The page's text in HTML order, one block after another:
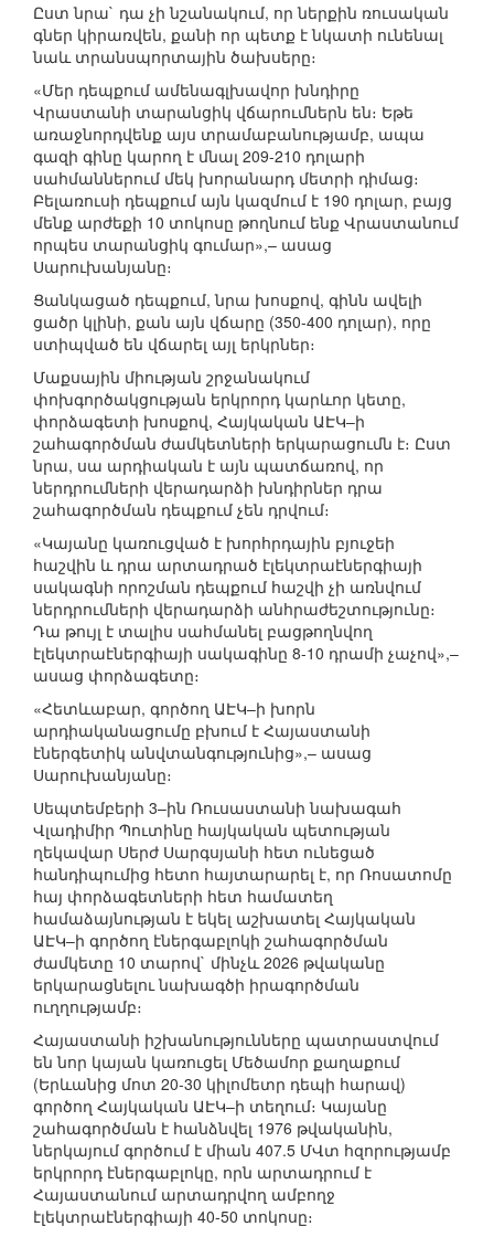
Ըստ նրա` դա չի նշանակում, որ ներքին ռուսական
գներ կիրառվեն, քանի որ պետք է նկատի ունենալ
նաև տրանսպորտային ծախսերը։
«Մեր դեպքում ամենագլխավոր խնդիրը
Վրաստանի տարանցիկ վճարումներն են։ Եթե
առաջնորդվենք այս տրամաբանությամբ, ապա
գազի գինը կարող է մնալ 209-210 դոլարի
սահմաններում մեկ խորանարդ մետրի դիմաց։
Բելառուսի դեպքում այն կազմում է 190 դոլար, բայց
մենք արժեքի 10 տոկոսը թողնում ենք Վրաստանում
որպես տարանցիկ գումար»,– ասաց
Սարուխանյանը։
Ցանկացած դեպքում, նրա խոսքով, գինն ավելի
ցածր կլինի, քան այն վճարը (350-400 դոլար), որը
ստիպված են վճարել այլ երկրներ։
Մաքսային միության շրջանակում
փոխգործակցության երկրորդ կարևոր կետը,
փորձագետի խոսքով, Հայկական ԱԷԿ–ի
շահագործման ժամկետների երկարացումն է։ Ըստ
նրա, սա արդիական է այն պատճառով, որ
ներդրումների վերադարձի խնդիրներ դրա
շահագործման դեպքում չեն դրվում։
«Կայանը կառուցված է խորհրդային բյուջեի
հաշվին և դրա արտադրած էլեկտրաէներգիայի
սակագնի որոշման դեպքում հաշվի չի առնվում
ներդրումների վերադարձի անհրաժեշտությունը։
Դա թույլ է տալիս սահմանել բացթողնվող
էլեկտրաէներգիայի սակագինը 8-10 դրամի չաչով»,–
ասաց փորձագետը։
«Հետևաբար, գործող ԱԷԿ–ի խորն
արդիականացումը բխում է Հայաստանի
էներգետիկ անվտանգությունից»,– ասաց
Սարուխանյանը։
Սեպտեմբերի 3–ին Ռուսաստանի նախագահ
Վլադիմիր Պուտինը հայկական պետության
ղեկավար Սերժ Սարգսյանի հետ ունեցած
հանդիպումից հետո հայտարարել է, որ Ռոսատոմը
հայ փորձագետների հետ համատեղ
համաձայնության է եկել աշխատել Հայկական
ԱԷԿ–ի գործող էներգաբլոկի շահագործման
ժամկետը 10 տարով` մինչև 2026 թվականը
երկարացնելու նախագծի իրագործման
ուղղությամբ։
Հայաստանի իշխանությունները պատրաստվում
են նոր կայան կառուցել Մեծամոր քաղաքում
(Երևանից մոտ 20-30 կիլոմետր դեպի հարավ)
գործող Հայկական ԱԷԿ–ի տեղում։ Կայանը
շահագործման է հանձնվել 1976 թվականին,
ներկայում գործում է միան 407.5 ՄՎտ հզորությամբ
երկրորդ էներգաբլոկը, որն արտադրում է
Հայաստանում արտադրվող ամբողջ
էլեկտրաէներգիայի 40-50 տոկոսը։